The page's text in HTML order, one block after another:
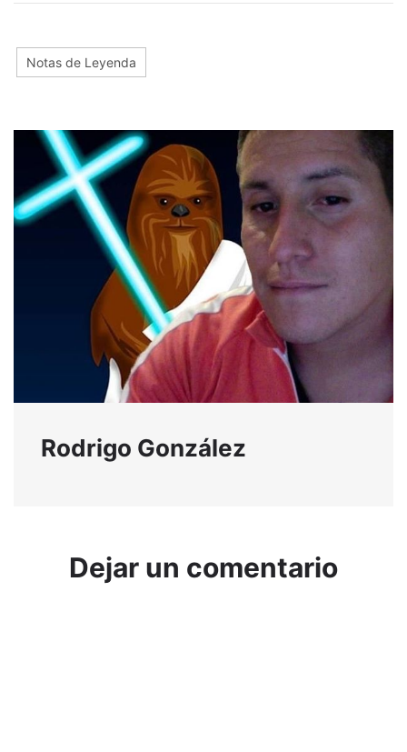
Notas de Leyenda
Rodrigo González
Dejar un comentario